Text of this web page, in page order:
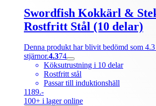
Swordfish Kokkärl &
Rostfritt Stål (10 delar)
Denna produkt har blivit bedömd som
stjärnor.4.374
Köksutrustning i 10 delar
Rostfritt stål
Passar till induktionshäll
1189.-
100+ i lager online